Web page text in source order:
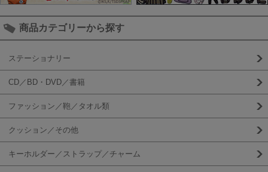
商品カテゴリーから探す
ステーショナリー
CD／BD・DVD／書籍
ファッション／鞄／タオル類
クッション／その他
キーホルダー／ストラップ／チャーム